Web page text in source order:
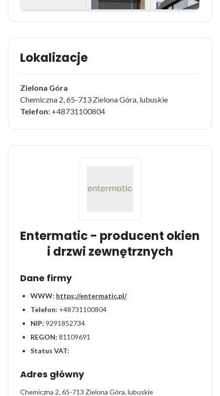
Lokalizacje
Zielona Góra
Chemiczna 2, 65-713 Zielona Góra, lubuskie
Telefon: +48731100804
Entermatic - producent okien
i drzwi zewnętrznych
Dane firmy
WWW: https://entermatic.pl/
Telefon: +48731100804
NIP: 9291852734
REGON: 81109691
Status VAT:
Adres główny
Chemiczna 2, 65-713 Zielona Góra, lubuskie